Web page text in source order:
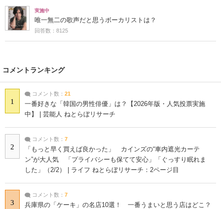
実施中
唯一無二の歌声だと思うボーカリストは？
回答数：8125
コメントランキング
1
コメント数： 21
一番好きな「韓国の男性俳優」は？【2026年版・人気投票実施
中】 | 芸能人 ねとらぼリサーチ
2
コメント数： 7
「もっと早く買えば良かった」 カインズの“車内遮光カーテ
ン”が大人気 「プライバシーも保てて安心」「ぐっすり眠れま
した」（2/2） | ライフ ねとらぼリサーチ：2ページ目
3
コメント数： 7
兵庫県の「ケーキ」の名店10選！ 一番うまいと思う店はどこ？